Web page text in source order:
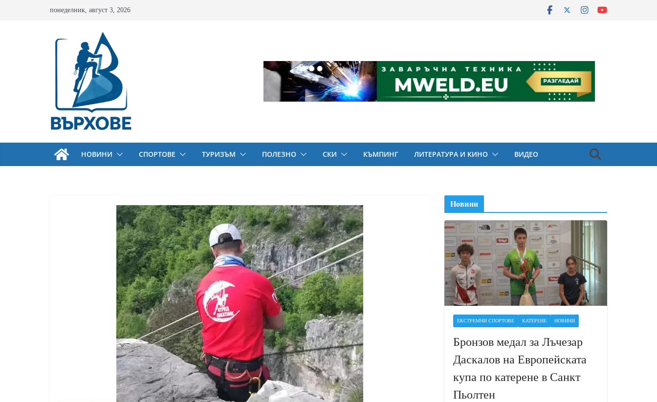
понеделник, август 3, 2026
НОВИНИ СПОРТОВЕ ТУРИЗЪМ ПОЛЕЗНО СКИ КЪМПИНГ ЛИТЕРАТУРА И КИНО ВИДЕО
Новини
ЕКСТРЕМНИ СПОРТОВЕ КАТЕРЕНЕ НОВИНИ
Бронзов медал за Лъчезар
Даскалов на Европейската
купа по катерене в Санкт
Пьолтен